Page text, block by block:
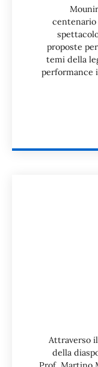
centenario
proposte
temi della
performance
Attraverso
della